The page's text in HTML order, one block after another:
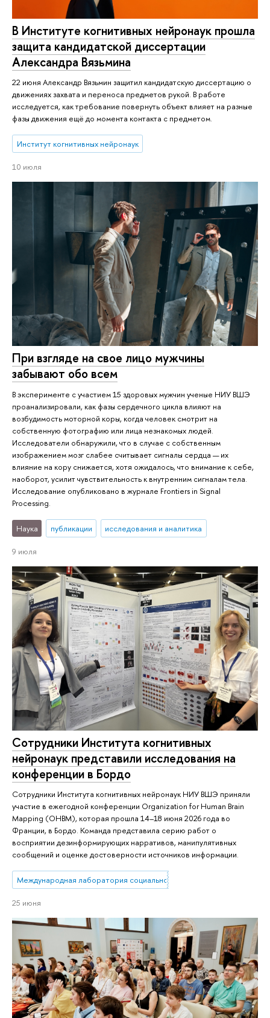
В Институте когнитивных нейронаук прошла
защита кандидатской диссертации
Александра Вязьмина
22 июня Александр Вязьмин защитил кандидатскую диссертацию о
движениях захвата и переноса предметов рукой. В работе
исследуется, как требование повернуть объект влияет на разные
фазы движения ещё до момента контакта с предметом.
Институт когнитивных нейронаук
10 июля
При взгляде на свое лицо мужчины
забывают обо всем
В эксперименте с участием 15 здоровых мужчин ученые НИУ ВШЭ
проанализировали, как фазы сердечного цикла влияют на
возбудимость моторной коры, когда человек смотрит на
собственную фотографию или лица незнакомых людей.
Исследователи обнаружили, что в случае с собственным
изображением мозг слабее считывает сигналы сердца — их
влияние на кору снижается, хотя ожидалось, что внимание к себе,
наоборот, усилит чувствительность к внутренним сигналам тела.
Исследование опубликовано в журнале Frontiers in Signal
Processing.
Наука публикации исследования и аналитика
9 июля
Сотрудники Института когнитивных
нейронаук представили исследования на
конференции в Бордо
Сотрудники Института когнитивных нейронаук НИУ ВШЭ приняли
участие в ежегодной конференции Organization for Human Brain
Mapping (OHBM), которая прошла 14–18 июня 2026 года во
Франции, в Бордо. Команда представила серию работ о
восприятии дезинформирующих нарративов, манипулятивных
сообщений и оценке достоверности источников информации.
Международная лаборатория социальной нейробиологии
25 июня